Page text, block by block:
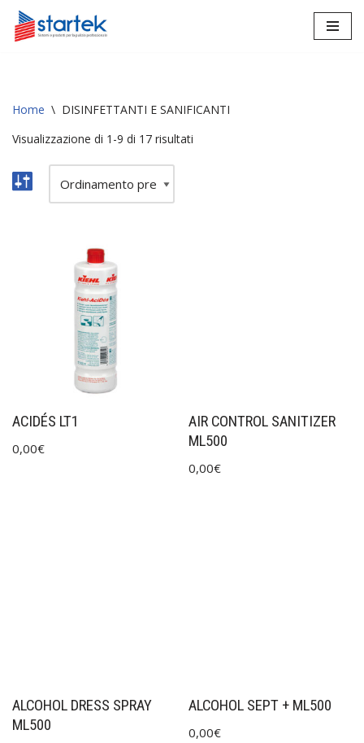
Vai
Home \ DISINFETTANTI E SANIFICANTI
Visualizzazione di 1-9 di 17 risultati
ACIDÉS LT1
0,00€
AIR CONTROL SANITIZER
ML500
0,00€
ALCOHOL DRESS SPRAY
ML500
ALCOHOL SEPT + ML500
0,00€